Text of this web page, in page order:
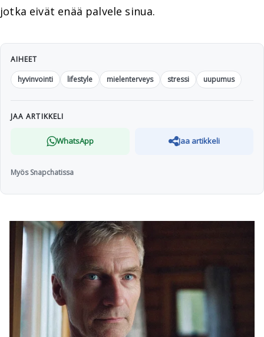
jotka eivät enää palvele sinua.
AIHEET
hyvinvointi
lifestyle mielenterveys stressi uupumus
JAA ARTIKKELI
WhatsApp Jaa artikkeli
Myös Snapchatissa